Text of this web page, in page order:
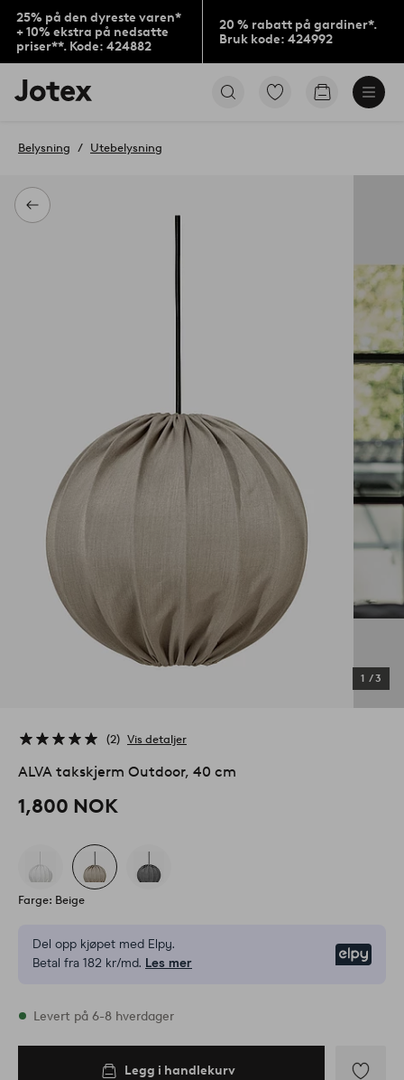
25% på den dyreste varen*
+ 10% ekstra på nedsatte
priser**. Kode: 424882
20 % rabatt på gardiner*.
Bruk kode: 424992
Jotex’
logo
til
Gå
Gå
Tilbake
Belysning Utebelysning
1 /3
2 Vis detaljer
ALVA takskjerm Outdoor, 40 cm
1,800 NOK
Farge: Beige
Del opp kjøpet med Elpy.
Betal fra 182 kr/md. Les mer
På lager
Levert på 6-8 hverdager
Legg i handlekurv